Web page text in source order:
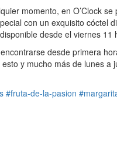
momento, en O’Clock
con un exquisito cóctel
desde el viernes 11
desde primera
y mucho más de lunes a
#fruta-de-la-pasion